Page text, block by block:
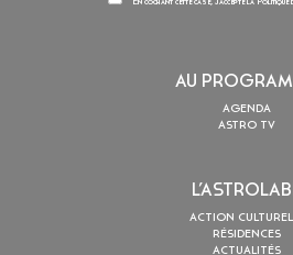
AU
AGENDA
ASTRO TV
ACTION
RÉSIDENCES
ACTUALITÉS